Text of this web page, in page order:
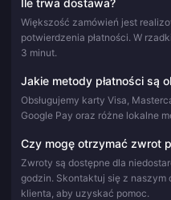
Większość zamówień jest
potwierdzenia płatności. W
3 minut.
Jakie metody płatności są
Obsługujemy karty Visa,
Google Pay oraz różne lokalne
Czy mogę otrzymać zwrot
Zwroty są dostępne dla
godzin. Skontaktuj się z naszym
klienta, aby uzyskać pomoc.